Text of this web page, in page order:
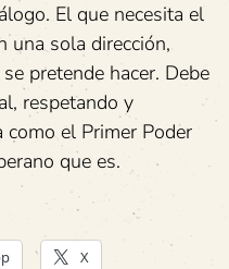
El que necesita el
una sola dirección,
pretende hacer. Debe
respetando y
como el Primer Poder
que es.
X